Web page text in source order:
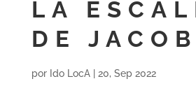
LA
DE JACOB
por Ido LocA| 20, Sep 2022